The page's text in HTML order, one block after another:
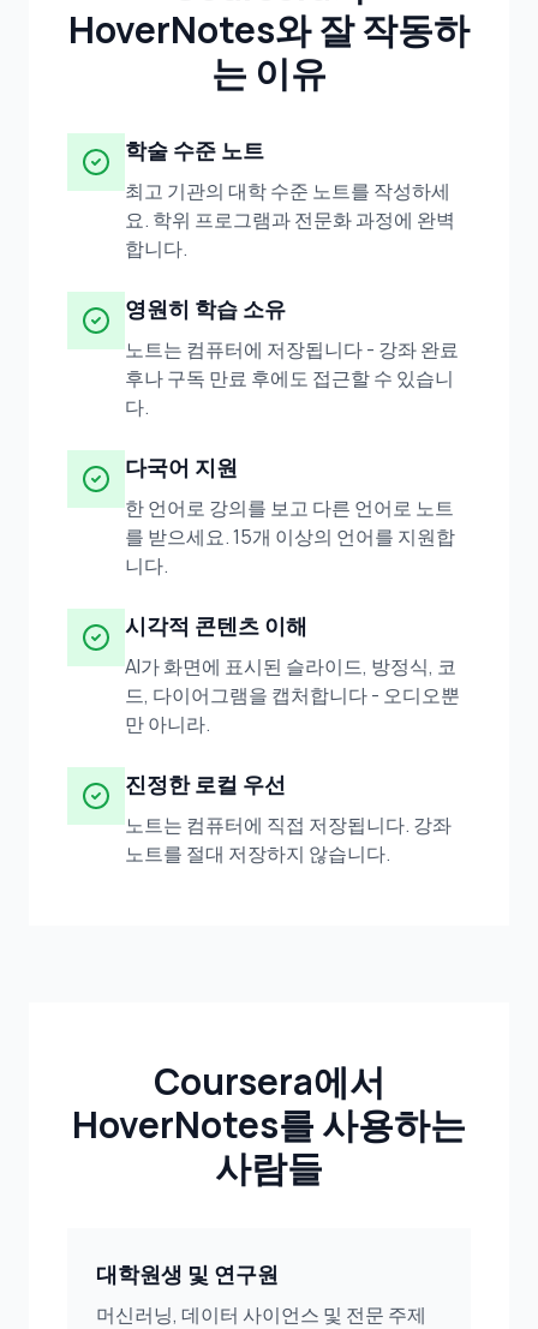
HoverNotes와 잘 작동하
는 이유
학술 수준 노트
최고 기관의 대학 수준 노트를 작성하세
요. 학위 프로그램과 전문화 과정에 완벽
합니다.
영원히 학습 소유
노트는 컴퓨터에 저장됩니다 - 강좌 완료
후나 구독 만료 후에도 접근할 수 있습니
다.
다국어 지원
한 언어로 강의를 보고 다른 언어로 노트
를 받으세요. 15개 이상의 언어를 지원합
니다.
시각적 콘텐츠 이해
AI가 화면에 표시된 슬라이드, 방정식, 코
드, 다이어그램을 캡처합니다 - 오디오뿐
만 아니라.
진정한 로컬 우선
노트는 컴퓨터에 직접 저장됩니다. 강좌
노트를 절대 저장하지 않습니다.
Coursera에서
HoverNotes를 사용하는
사람들
대학원생 및 연구원
머신러닝, 데이터 사이언스 및 전문 주제